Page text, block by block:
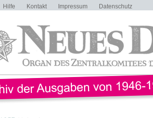
Hilfe Kontakt Impressum Datenschutz